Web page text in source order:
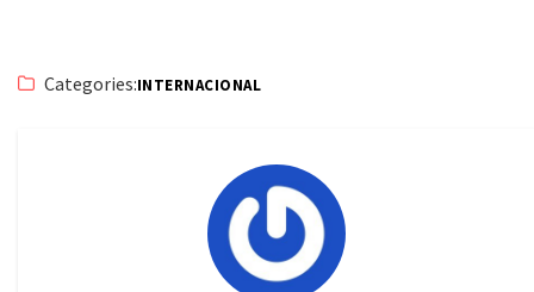
Categories:INTERNACIONAL